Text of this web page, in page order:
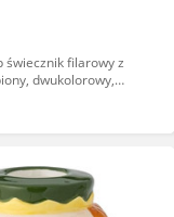
świecznik filarowy z
dwukolorowy,